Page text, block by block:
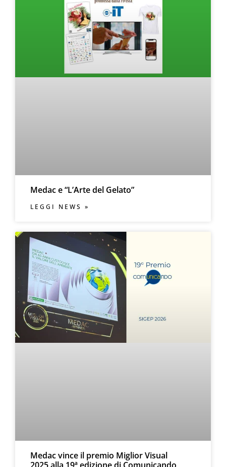
Medac e “L’Arte del Gelato”
LEGGI NEWS »
Medac vince il premio Miglior Visual